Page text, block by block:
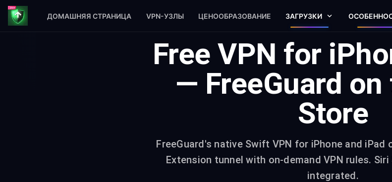
ДОМАШНЯЯ СТРАНИЦА VPN-УЗЛЫ ЦЕНООБРАЗОВАНИЕ ЗАГРУЗКИ
Free VPN for
— FreeGuard on
Store
FreeGuard's native Swift VPN for iPhone and iPad
Extension tunnel with on-demand VPN rules.
integrated.